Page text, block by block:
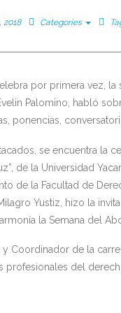
2018 Categories
por primera vez,
Palomino, habló
ponencias,
se encuentra la
de la Universidad
de la Facultad de
Yustiz, hizo la
la Semana del
y Coordinador de la
profesionales del